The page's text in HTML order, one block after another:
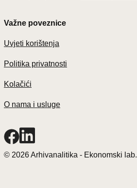
Važne poveznice
Uvjeti korištenja
Politika privatnosti
Kolačići
O nama i usluge
© 2026 Arhivanalitika - Ekonomski lab.